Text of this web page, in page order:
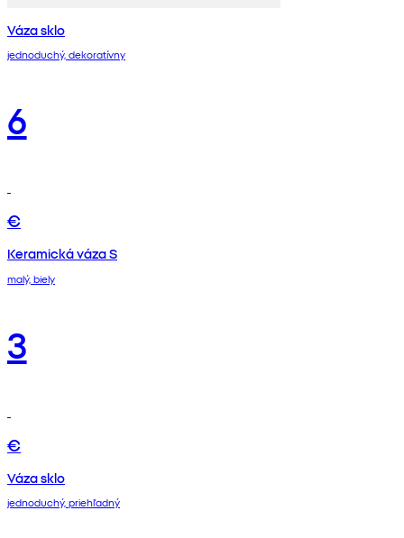
Váza sklo
jednoduchý, dekoratívny
6
€
Keramická váza S
malý, biely
3
€
Váza sklo
jednoduchý, priehľadný